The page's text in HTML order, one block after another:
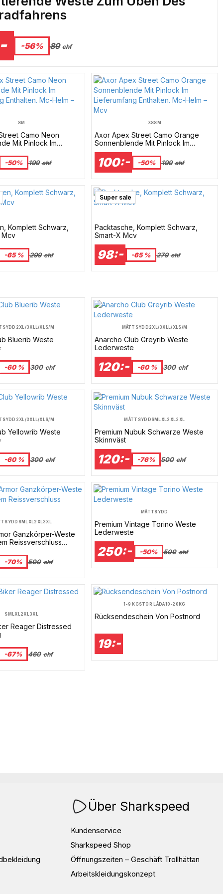
-56% 89 chf
S M
Camo Neon
Mit Pinlock Im
Enthalten. Mc-Helm –
-50% 199 chf
XSS M
Axor Apex Street Camo Orange
Sonnenblende Mit Pinlock Im
Lieferumfang Enthalten. Mc-Helm –
Mcv
100:- -50% 199 chf
Komplett Schwarz,
Mcv
-65 % 299 chf
Super sale
Packtasche, Komplett Schwarz,
Smart-X Mcv
98:- -65 % 279 chf
2XL/3XL L/XL S/M
Bluerib Weste
-60 % 300 chf
MÅTTSYDD 2XL/3XL L/XL S/M
Anarcho Club Greyrib Weste
Lederweste
120:- -60 % 300 chf
2XL/3XL L/XL S/M
Yellowrib Weste
-60 % 300 chf
MÅTTSYDD S M XL 2XL 3XL
Premium Nubuk Schwarze Weste
Skinnväst
120:- -76% 500 chf
SM XL 2XL 3XL
Ganzkörper-Weste
Reissverschluss
-70% 500 chf
MÅTTSYDD
Premium Vintage Torino Weste
Lederweste
250:- -50% 500 chf
S M XL 2XL 3XL
Reager Distressed
-67% 460 chf
1-9 KGSTOR LÅDA10-20KG
Rücksendeschein Von Postnord
19:-
Über Sharkspeed
Kundenservice
Sharkspeed Shop
Öffnungszeiten – Geschäft Trollhättan
Arbeitskleidungskonzept